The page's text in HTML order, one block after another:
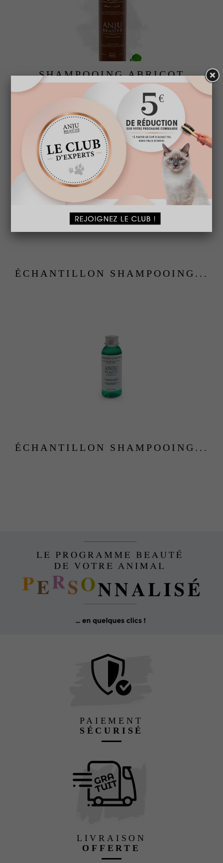
SHAMPOOING ABRICOT
A partir de 15,95 € TTC
ÉCHANTILLON SHAMPOOING...
ÉCHANTILLON SHAMPOOING...
PAIEMENT
SÉCURISÉ
LIVRAISON
OFFERTE